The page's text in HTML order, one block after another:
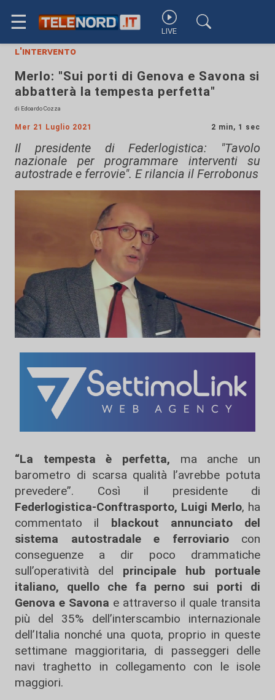
☰ LIVE
l'intervento
Merlo: "Sui porti di Genova e Savona si
abbatterà la tempesta perfetta"
di Edoardo Cozza
Mer 21 Luglio 2021 2 min, 1 sec
Il presidente di Federlogistica: "Tavolo
nazionale per programmare interventi su
autostrade e ferrovie". E rilancia il Ferrobonus
“La tempesta è perfetta, ma anche un
barometro di scarsa qualità l’avrebbe potuta
prevedere”. Così il presidente di
Federlogistica-Conftrasporto, Luigi Merlo, ha
commentato il blackout annunciato del
sistema autostradale e ferroviariocon
conseguenze a dir poco drammatiche
sull’operatività del principale hub portuale
italiano, quello che fa perno sui porti di
Genova e Savona e attraverso il quale transita
più del 35% dell’interscambio internazionale
dell’Italia nonché una quota, proprio in queste
settimane maggioritaria, di passeggeri delle
navi traghetto in collegamento con le isole
maggiori.